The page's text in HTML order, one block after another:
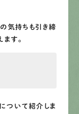
気持ちも引き締
す。
ついて紹介しま